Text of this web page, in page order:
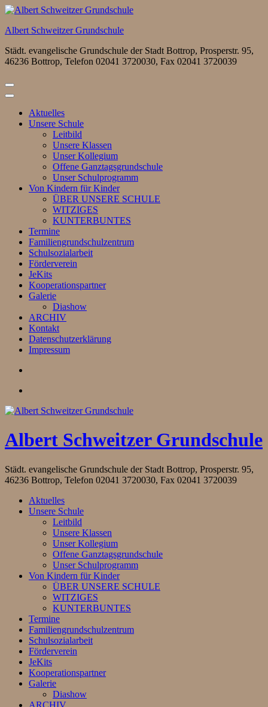
Zum
springen
drücken)
Albert Schweitzer Grundschule
Städt. evangelische Grundschule der Stadt Bottrop, Prosperstr. 95,
46236 Bottrop, Telefon 02041 3720030, Fax 02041 3720039
Aktuelles
Unsere Schule
Leitbild
Unsere Klassen
Unser Kollegium
Offene Ganztagsgrundschule
Unser Schulprogramm
Von Kindern für Kinder
ÜBER UNSERE SCHULE
WITZIGES
KUNTERBUNTES
Termine
Familiengrundschulzentrum
Schulsozialarbeit
Förderverein
JeKits
Kooperationspartner
Galerie
Diashow
ARCHIV
Kontakt
Datenschutzerklärung
Impressum
Albert Schweitzer Grundschule
Städt. evangelische Grundschule der Stadt Bottrop, Prosperstr. 95,
46236 Bottrop, Telefon 02041 3720030, Fax 02041 3720039
Aktuelles
Unsere Schule
Leitbild
Unsere Klassen
Unser Kollegium
Offene Ganztagsgrundschule
Unser Schulprogramm
Von Kindern für Kinder
ÜBER UNSERE SCHULE
WITZIGES
KUNTERBUNTES
Termine
Familiengrundschulzentrum
Schulsozialarbeit
Förderverein
JeKits
Kooperationspartner
Galerie
Diashow
ARCHIV